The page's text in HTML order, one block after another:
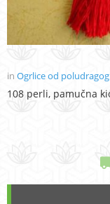
in Ogrlice od
108 perli, pamučna